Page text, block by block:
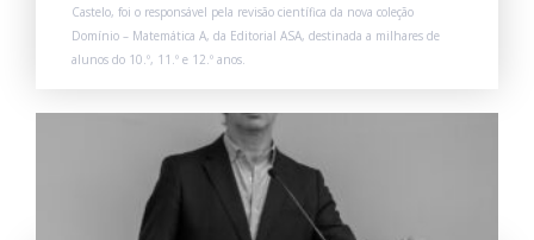
Castelo, foi o responsável pela revisão científica da nova coleção
Domínio – Matemática A, da Editorial ASA, destinada a milhares de
alunos do 10.º, 11.º e 12.º anos.